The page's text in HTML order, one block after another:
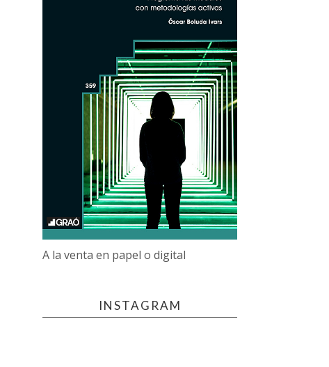
A la venta en papel o digital
INSTAGRAM